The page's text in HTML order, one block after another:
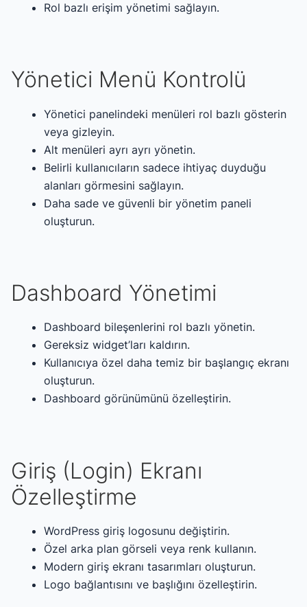
Rol bazlı erişim yönetimi sağlayın.
Yönetici Menü Kontrolü
Yönetici panelindeki menüleri rol bazlı gösterin
veya gizleyin.
Alt menüleri ayrı ayrı yönetin.
Belirli kullanıcıların sadece ihtiyaç duyduğu
alanları görmesini sağlayın.
Daha sade ve güvenli bir yönetim paneli
oluşturun.
Dashboard Yönetimi
Dashboard bileşenlerini rol bazlı yönetin.
Gereksiz widget’ları kaldırın.
Kullanıcıya özel daha temiz bir başlangıç ekranı
oluşturun.
Dashboard görünümünü özelleştirin.
Giriş (Login) Ekranı
Özelleştirme
WordPress giriş logosunu değiştirin.
Özel arka plan görseli veya renk kullanın.
Modern giriş ekranı tasarımları oluşturun.
Logo bağlantısını ve başlığını özelleştirin.